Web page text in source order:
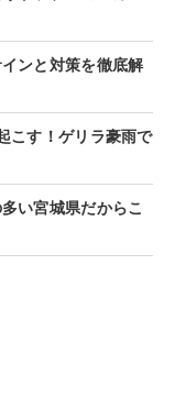
ンと対策を徹底解
こす！ゲリラ豪雨で
い宮城県だからこ